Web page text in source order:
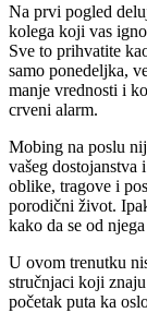
Na prvi pogled
kolega koji vas
Sve to prihvatite
samo ponedeljka,
manje vrednosti i
crveni alarm.
Mobing na poslu
vašeg dostojanstva
oblike, tragove i
porodični život.
kako da se od
U ovom trenutku
stručnjaci koji
početak puta ka